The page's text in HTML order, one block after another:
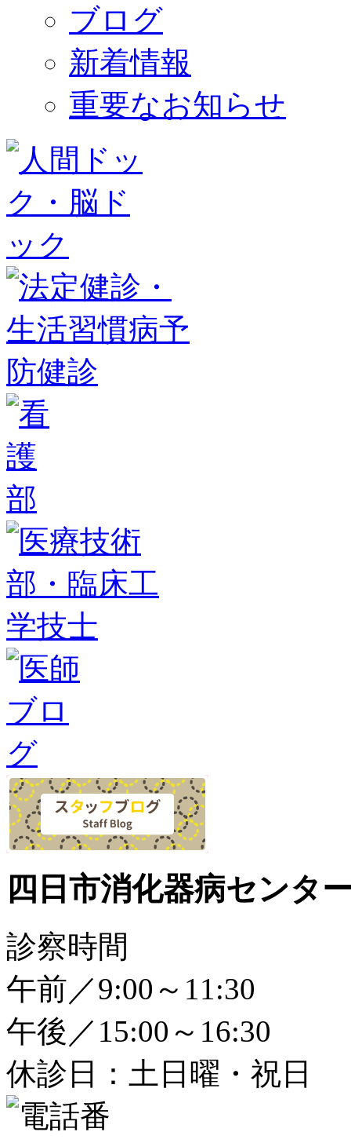
ブログ
新着情報
重要なお知らせ
四日市消化器病センタ
診察時間
午前／9:00～11:30
午後／15:00～16:30
休診日：土日曜・祝日